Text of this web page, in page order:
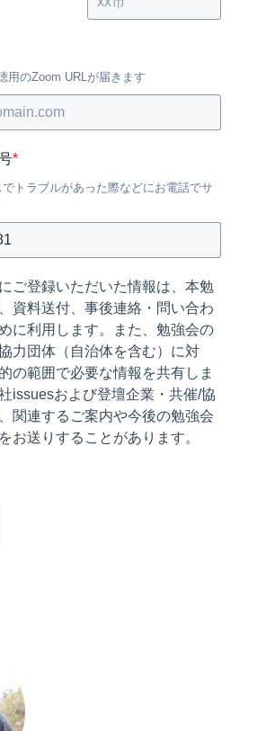
用のZoom URLが届きます
*
トラブルがあった際などにお電話でサ
ご登録いただいた情報は、本勉
資料送付、事後連絡・問い合わ
に利用します。また、勉強会の
力団体（自治体を含む）に対
の範囲で必要な情報を共有しま
issuesおよび登壇企業・共催/協
関連するご案内や今後の勉強会
お送りすることがあります。